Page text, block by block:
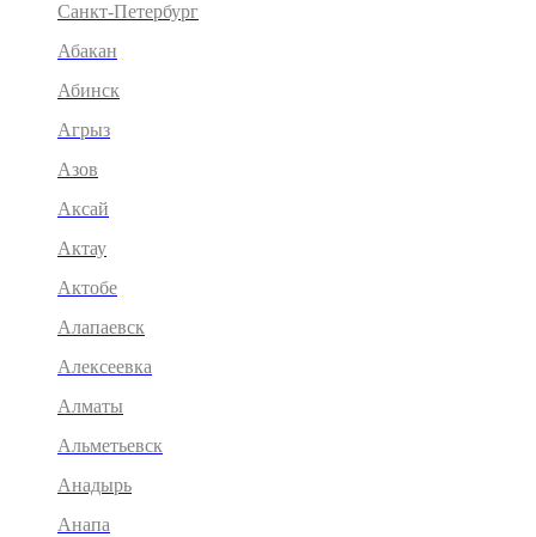
Санкт-Петербург
Абакан
Абинск
Агрыз
Азов
Аксай
Актау
Актобе
Алапаевск
Алексеевка
Алматы
Альметьевск
Анадырь
Анапа